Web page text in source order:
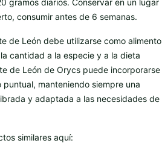
consumir antes de 6 semanas.
de León debe utilizarse como alimento
cantidad a la especie y a la dieta
de León de Orycs puede incorporarse
manteniendo siempre una
y adaptada a las necesidades de
similares aquí: